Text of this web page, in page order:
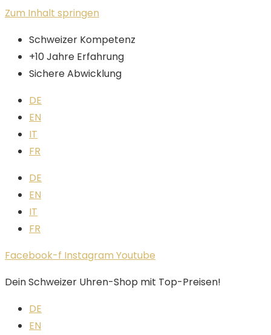
Zum Inhalt springen
Schweizer Kompetenz
+10 Jahre Erfahrung
Sichere Abwicklung
DE
EN
IT
FR
DE
EN
IT
FR
Facebook-f Instagram Youtube
Dein Schweizer Uhren-Shop mit Top-Preisen!
DE
EN